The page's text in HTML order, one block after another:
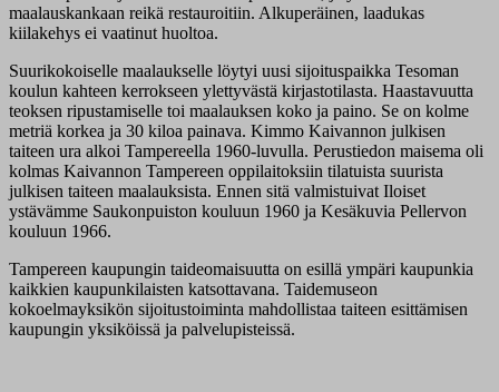
maalauskankaan reikä restauroitiin. Alkuperäinen, laadukas
kiilakehys ei vaatinut huoltoa.
Suurikokoiselle maalaukselle löytyi uusi sijoituspaikka Tesoman
koulun kahteen kerrokseen ylettyvästä kirjastotilasta. Haastavuutta
teoksen ripustamiselle toi maalauksen koko ja paino. Se on kolme
metriä korkea ja 30 kiloa painava. Kimmo Kaivannon julkisen
taiteen ura alkoi Tampereella 1960-luvulla. Perustiedon maisema oli
kolmas Kaivannon Tampereen oppilaitoksiin tilatuista suurista
julkisen taiteen maalauksista. Ennen sitä valmistuivat Iloiset
ystävämme Saukonpuiston kouluun 1960 ja Kesäkuvia Pellervon
kouluun 1966.
Tampereen kaupungin taideomaisuutta on esillä ympäri kaupunkia
kaikkien kaupunkilaisten katsottavana. Taidemuseon
kokoelmayksikön sijoitustoiminta mahdollistaa taiteen esittämisen
kaupungin yksiköissä ja palvelupisteissä.